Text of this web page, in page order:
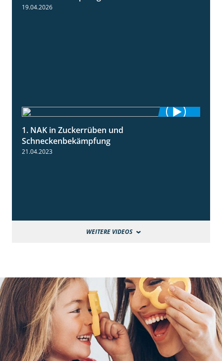
19.04.2026
1. NAK in Zuckerrüben und
Schneckenbekämpfung
21.04.2023
WEITERE VIDEOS